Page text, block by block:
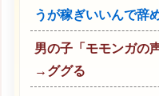
うが稼ぎいいんで辞
男の子「モモンガの
→ググる